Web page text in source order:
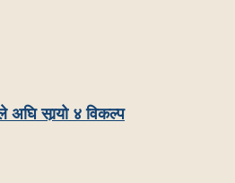
अघि सार्‍यो ४ विकल्प